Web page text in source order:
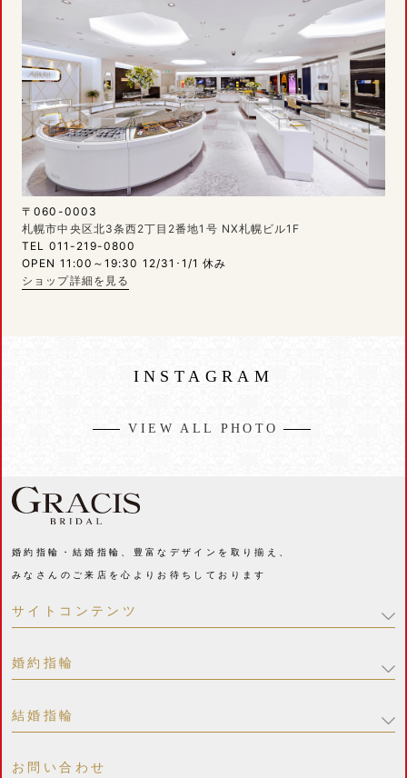
〒060-0003
札幌市中央区北3条西2丁目2番地1号 NX札幌ビル1F
TEL 011-219-0800
OPEN 11:00～19:30 12/31･1/1 休み
ショップ詳細を見る
INSTAGRAM
VIEW ALL PHOTO
婚約指輪・結婚指輪、豊富なデザインを取り揃え、
みなさんのご来店を心よりお待ちしております
サイトコンテンツ
婚約指輪
結婚指輪
お問い合わせ